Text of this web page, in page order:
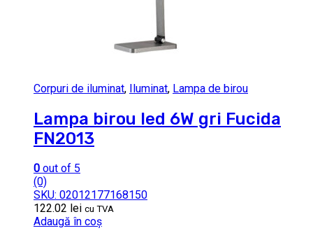
Corpuri de iluminat, Iluminat, Lampa de birou
Lampa birou led 6W gri Fucida
FN2013
0 out of 5
(0)
SKU: 02012177168150
122.02 lei cu TVA
Adaugă în coș